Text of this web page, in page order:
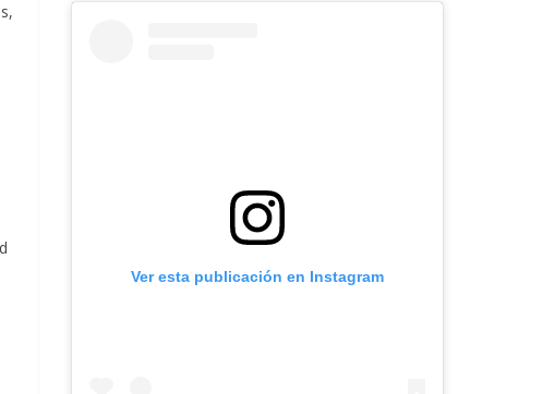
Ver esta publicación en Instagram